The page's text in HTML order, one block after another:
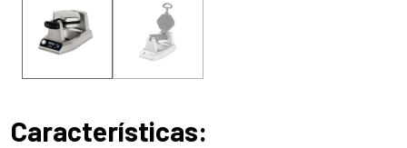
Características: